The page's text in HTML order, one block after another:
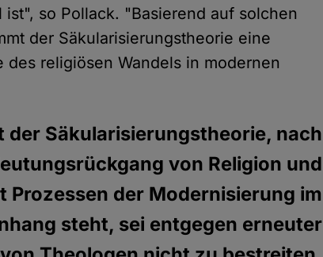
so Pollack. "Basierend auf solchen
der Säkularisierungstheorie eine
religiösen Wandels in modernen
der Säkularisierungstheorie, nach
von Religion und
Prozessen der Modernisierung im
steht, sei entgegen erneuter